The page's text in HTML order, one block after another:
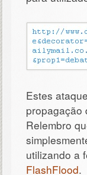
Estes
Relembro
utilizando a
FlashFlood.